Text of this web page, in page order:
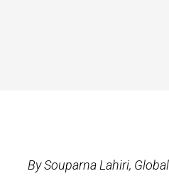
By Souparna Lahiri,